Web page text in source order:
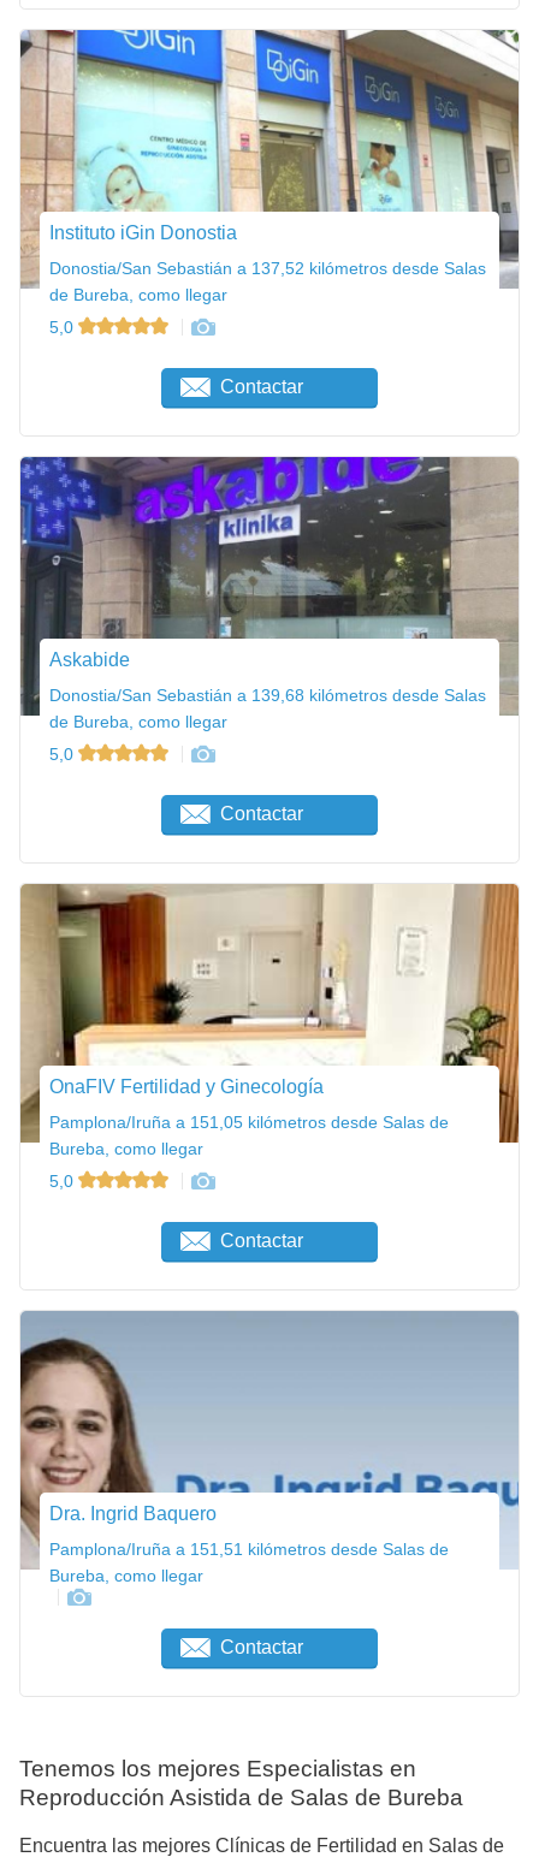
Instituto iGin Donostia
Donostia/San Sebastián a 137,52 kilómetros desde Salas
de Bureba, como llegar
5,0
Contactar
Askabide
Donostia/San Sebastián a 139,68 kilómetros desde Salas
de Bureba, como llegar
5,0
Contactar
OnaFIV Fertilidad y Ginecología
Pamplona/Iruña a 151,05 kilómetros desde Salas de
Bureba, como llegar
5,0
Contactar
Dra. Ingrid Baquero
Pamplona/Iruña a 151,51 kilómetros desde Salas de
Bureba, como llegar
Contactar
Tenemos los mejores Especialistas en
Reproducción Asistida de Salas de Bureba
Encuentra las mejores Clínicas de Fertilidad en Salas de